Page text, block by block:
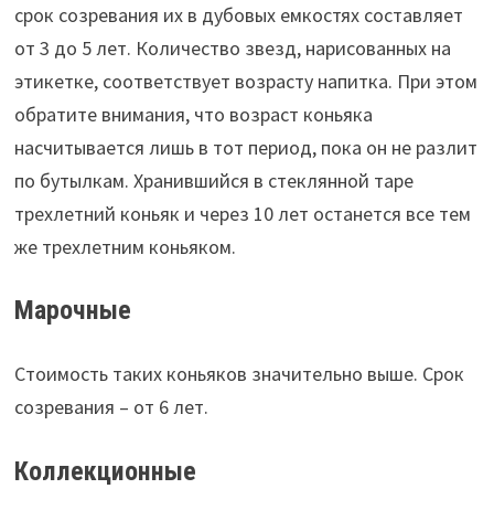
срок созревания их в дубовых емкостях составляет
от 3 до 5 лет. Количество звезд, нарисованных на
этикетке, соответствует возрасту напитка. При этом
обратите внимания, что возраст коньяка
насчитывается лишь в тот период, пока он не разлит
по бутылкам. Хранившийся в стеклянной таре
трехлетний коньяк и через 10 лет останется все тем
же трехлетним коньяком.
Марочные
Стоимость таких коньяков значительно выше. Срок
созревания – от 6 лет.
Коллекционные